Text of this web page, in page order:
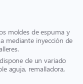
moldes de espuma y
mediante inyección de
de un variado
aguja, remalladora,